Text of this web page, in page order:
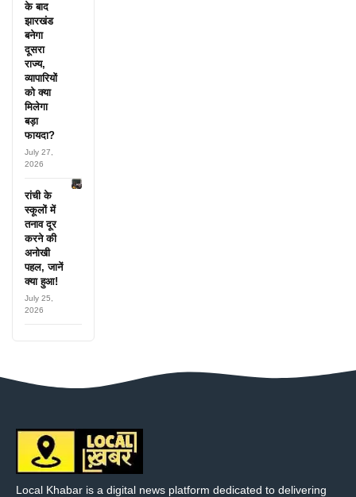
के बाद
झारखंड
बनेगा
दूसरा
राज्य,
व्यापारियों
को क्या
मिलेगा
बड़ा
फायदा?
July 27,
2026
रांची के
स्कूलों में
तनाव दूर
करने की
अनोखी
पहल, जानें
क्या हुआ!
July 25,
2026
Local Khabar is a digital news platform dedicated to delivering